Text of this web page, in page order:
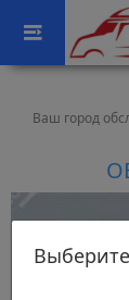
Ваш город